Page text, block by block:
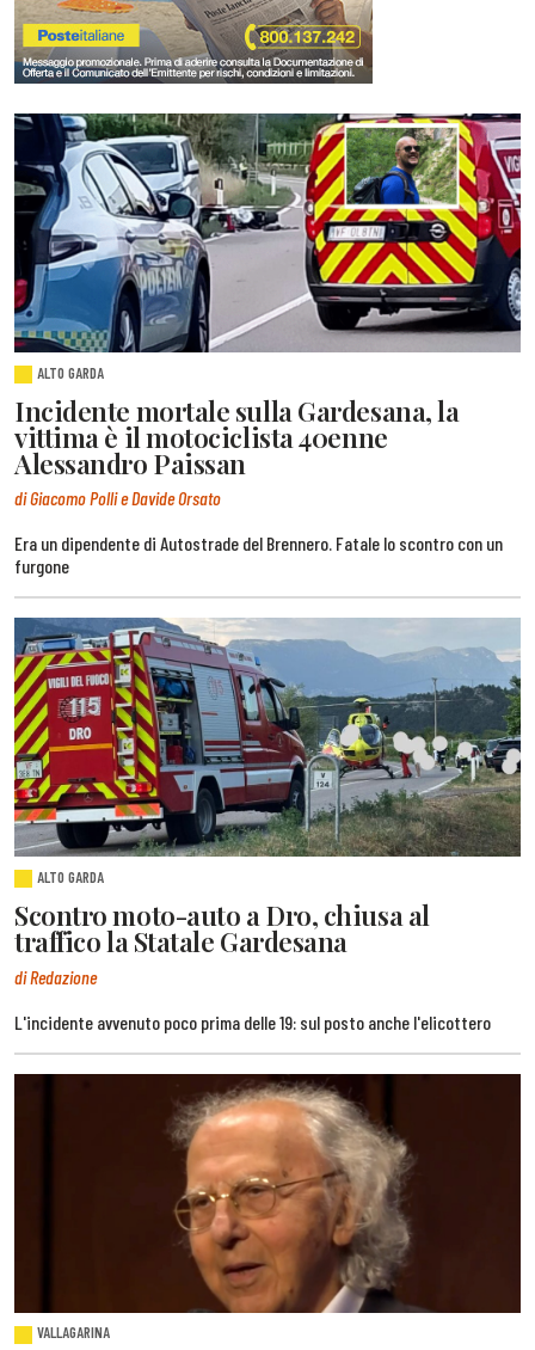
ALTO GARDA
Incidente mortale sulla Gardesana, la
vittima è il motociclista 40enne
Alessandro Paissan
di Giacomo Polli e Davide Orsato
Era un dipendente di Autostrade del Brennero. Fatale lo scontro con un
furgone
ALTO GARDA
Scontro moto-auto a Dro, chiusa al
traffico la Statale Gardesana
di Redazione
L'incidente avvenuto poco prima delle 19: sul posto anche l'elicottero
VALLAGARINA